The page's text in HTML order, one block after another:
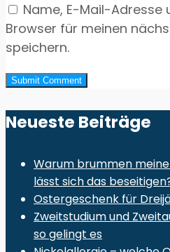
Name, E-Mail-Adresse
Browser für meinen
speichern.
Neueste Beiträge
Warum brummen
lässt sich das
Ostergeschenk für
Zweitstudium und
so gelingt es